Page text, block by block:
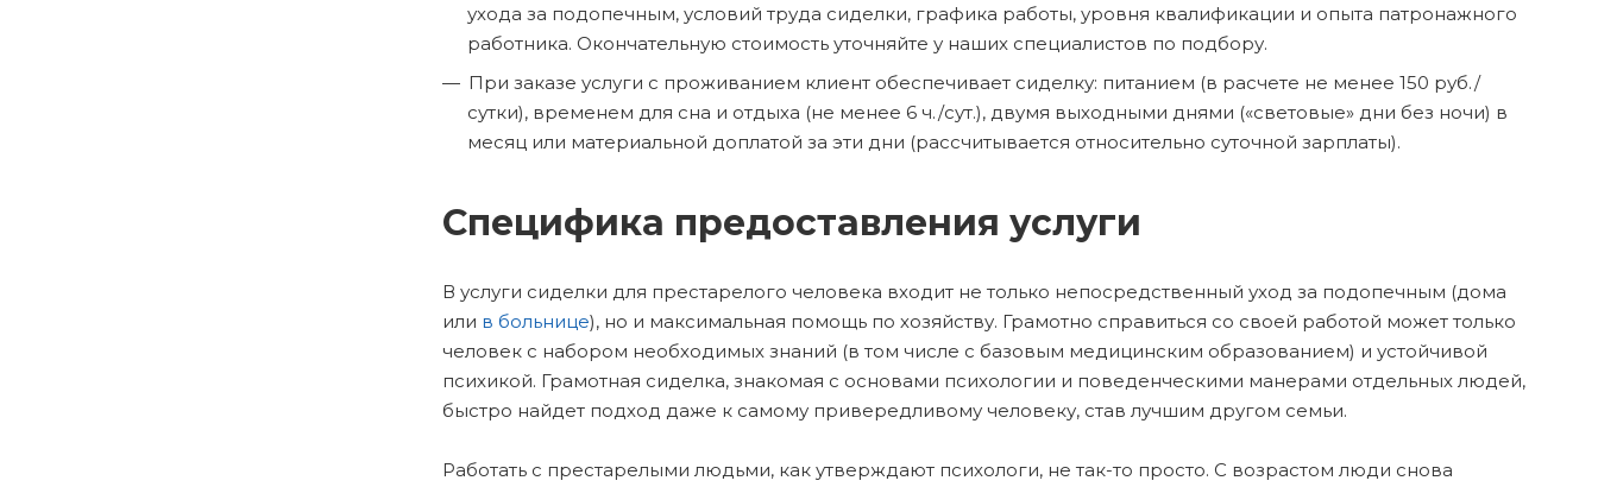
ухода за подопечным, условий труда сиделки, графика работы, уровня квалификации и опыта патронажного
работника. Окончательную стоимость уточняйте у наших специалистов по подбору.
При заказе услуги с проживанием клиент обеспечивает сиделку: питанием (в расчете не менее 150 руб./
сутки), временем для сна и отдыха (не менее 6 ч./сут.), двумя выходными днями («световые» дни без ночи) в
месяц или материальной доплатой за эти дни (рассчитывается относительно суточной зарплаты).
Специфика предоставления услуги
В услуги сиделки для престарелого человека входит не только непосредственный уход за подопечным (дома
или в больнице), но и максимальная помощь по хозяйству. Грамотно справиться со своей работой может только
человек с набором необходимых знаний (в том числе с базовым медицинским образованием) и устойчивой
психикой. Грамотная сиделка, знакомая с основами психологии и поведенческими манерами отдельных людей,
быстро найдет подход даже к самому привередливому человеку, став лучшим другом семьи.
Работать с престарелыми людьми, как утверждают психологи, не так-то просто. С возрастом люди снова